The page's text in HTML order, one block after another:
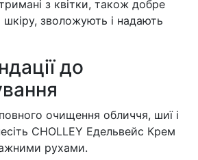
з квітки, також добре
зволожують і надають
до
очищення обличчя, шиї і
CHOLLEY Едельвейс Крем
рухами.